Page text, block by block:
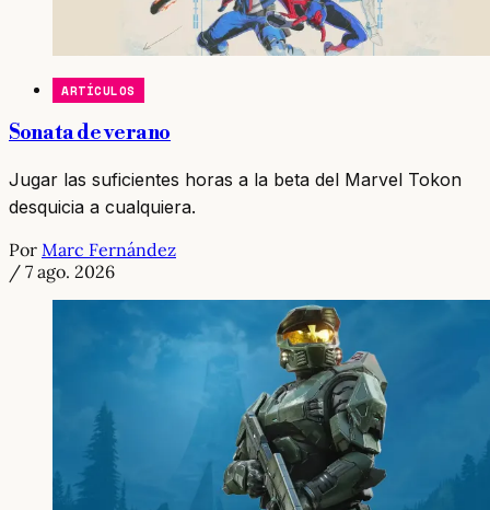
ARTÍCULOS
Sonata de verano
Jugar las suficientes horas a la beta del Marvel Tokon
desquicia a cualquiera.
Por Marc Fernández
/ 7 ago. 2026